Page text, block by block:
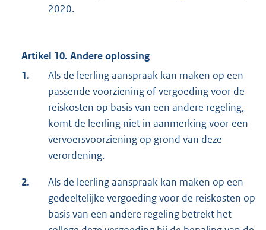
2020.
Artikel 10. Andere oplossing
1.
Als de leerling aanspraak kan maken op een
passende voorziening of vergoeding voor de
reiskosten op basis van een andere regeling,
komt de leerling niet in aanmerking voor een
vervoersvoorziening op grond van deze
verordening.
2.
Als de leerling aanspraak kan maken op een
gedeeltelijke vergoeding voor de reiskosten op
basis van een andere regeling betrekt het